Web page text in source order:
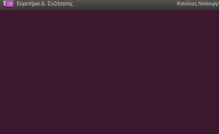
Ευρετήριο Δ. Συζήτησης Κανόνες